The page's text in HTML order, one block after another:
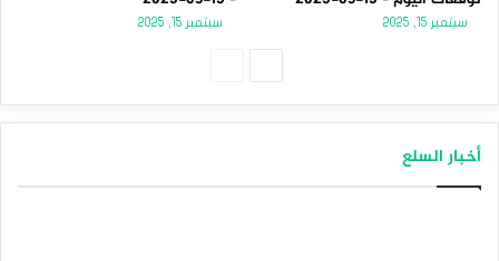
سبتمبر 15, 2025 سبتمبر 15, 2025
أخبار السلع